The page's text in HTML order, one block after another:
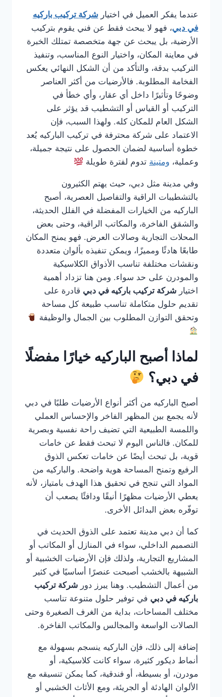
عندما يفكر العميل في اختيار شركة تركيب باركيه
في دبي، فهو لا يبحث فقط عن فني يقوم بتركيب
الأرضية، بل يبحث عن جهة متخصصة تمتلك الخبرة
في معاينة المكان، واختيار النوع المناسب، وتنفيذ
التركيب بدقة، والتأكد من أن الشكل النهائي يعكس
الفخامة المطلوبة. فالأرضيات من أكثر العناصر
وضوحًا وتأثيرًا داخل أي عقار، وأي خطأ في
التركيب أو القياس أو التشطيب قد يؤثر على
الشكل العام للمكان كله. ولهذا السبب، فإن
الاعتماد على شركة محترفة في تركيب الباركيه يُعد
خطوة أساسية لضمان الحصول على نتيجة جميلة،
وعملية، ومتينة تدوم لفترة طويلة
وفي مدينة مثل دبي، حيث يهتم الكثيرون
بالتشطيبات الراقية والتفاصيل العصرية، أصبح
الباركيه من الخيارات المفضلة في الفلل الحديثة،
والشقق الفاخرة، والمكاتب الراقية، وحتى بعض
المحلات التجارية وصالات العرض. فهو يمنح المكان
طابعًا هادئًا ومميزًا، ويمكن تنفيذه بألوان متعددة
ونقشات مختلفة تناسب الأذواق الكلاسيكية
والمودرن على حد سواء. ومن هنا تزداد أهمية
اختيار شركة تركيب باركيه في دبي قادرة على
تقديم حلول متكاملة تناسب طبيعة كل مساحة
وتحقق التوازن المطلوب بين الجمال والوظيفة
لماذا أصبح الباركيه خيارًا مفضلًا
في دبي؟
أصبح الباركيه من أكثر أنواع الأرضيات طلبًا في دبي
لأنه يجمع بين المظهر الفاخر والإحساس العملي
واللمسة الطبيعية التي تضيف راحة نفسية وبصرية
للمكان. فالناس اليوم لا تبحث فقط عن خامات
قوية، بل تبحث أيضًا عن خامات تعكس الذوق
الرفيع وتمنح المساحة هوية واضحة. والباركيه من
المواد التي تنجح في تحقيق هذا الهدف بامتياز، لأنه
يعطي الأرضيات مظهرًا أنيقًا ودافئًا يصعب أن
توفّره بعض البدائل الأخرى.
كما أن دبي مدينة تعتمد على الذوق الحديث في
التصميم الداخلي، سواء في المنازل أو المكاتب أو
المشاريع التجارية، ولذلك فإن الأرضيات الخشبية أو
الشبيهة بالخشب أصبحت عنصرًا أساسيًا في كثير
من أعمال التشطيب. وهنا يبرز دور شركة تركيب
باركيه في دبي في توفير حلول متنوعة تناسب
مختلف المساحات، بداية من الغرف الصغيرة وحتى
الصالات الواسعة والمجالس والمكاتب الفاخرة.
إضافة إلى ذلك، فإن الباركيه ينسجم بسهولة مع
أنماط ديكور كثيرة، سواء كانت كلاسيكية، أو
مودرن، أو بسيطة، أو فندقية، كما يمكن تنسيقه مع
الألوان الهادئة أو الجريئة، ومع الأثاث الخشبي أو